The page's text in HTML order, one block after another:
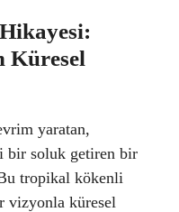
Küresel
yaratan,
bir soluk getiren bir
tropikal kökenli
vizyonla küresel